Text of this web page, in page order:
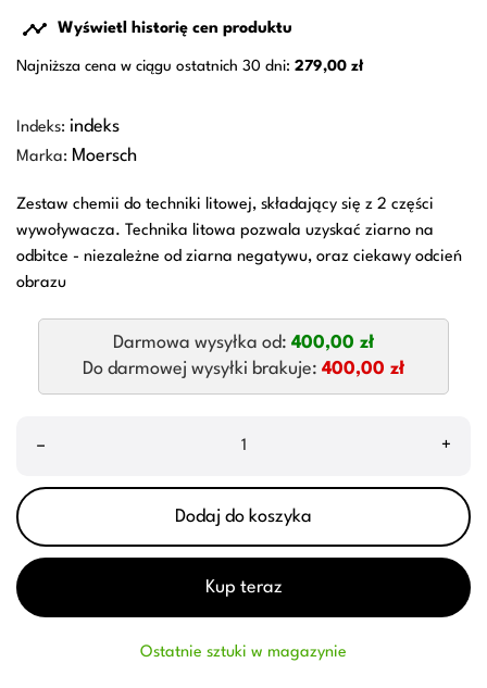
 Wyświetl historię cen produktu
Najniższa cena w ciągu ostatnich 30 dni: 279,00 zł
Indeks: indeks
Marka: Moersch
Zestaw chemii do techniki litowej, składający się z 2 części
wywoływacza. Technika litowa pozwala uzyskać ziarno na
odbitce - niezależne od ziarna negatywu, oraz ciekawy odcień
obrazu
Darmowa wysyłka od: 400,00 zł
Do darmowej wysyłki brakuje: 400,00 zł
– +
Dodaj do koszyka
Kup teraz
Ostatnie sztuki w magazynie